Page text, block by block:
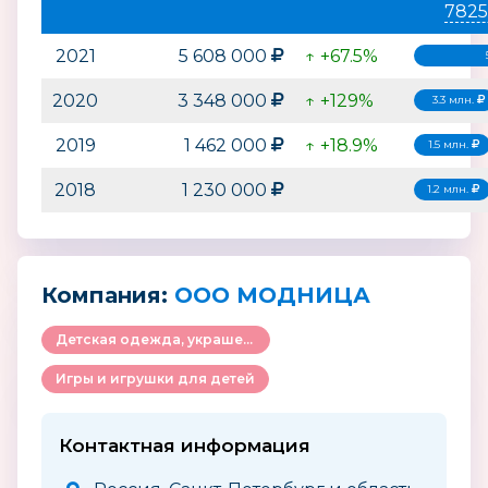
2021 5 608 000 ↑ +67.5%
2020 3 348 000 ↑ +129% 3.3 млн.
2019 1 462 000 ↑ +18.9% 1.5 млн.
2018 1 230 000 1.2 млн.
Компания: ООО МОДНИЦА
Детская одежда, украшения и аксессуары
Игры и игрушки для детей
Контактная информация